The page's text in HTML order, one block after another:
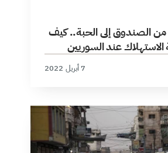
من الصندوق إلى الحبة.. كيف
عند السوريين
7 أبريل 2022